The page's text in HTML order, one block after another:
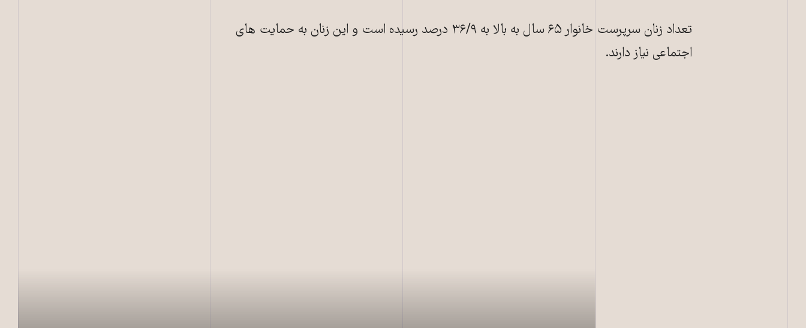
تعداد زنان سرپرست خانوار ۶۵ سال به بالا به ۳۶/۹ درصد رسيده‌ است و اين زنان به حمايت های
اجتماعی نياز دارند.